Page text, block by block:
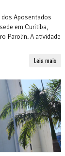
Aposentados
em Curitiba,
Parolin. A atividade
Leia mais